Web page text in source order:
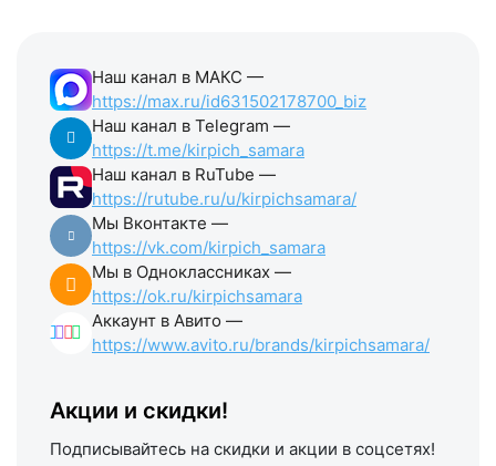
Наш канал в МАКС —
https://max.ru/id631502178700_biz
Наш канал в Telegram —
https://t.me/kirpich_samara
Наш канал в RuTube —
https://rutube.ru/u/kirpichsamara/
Мы Вконтакте —
https://vk.com/kirpich_samara
Мы в Одноклассниках —
https://ok.ru/kirpichsamara
Аккаунт в Авито —
https://www.avito.ru/brands/kirpichsamara/
Акции и скидки!
Подписывайтесь на скидки и акции в соцсетях!